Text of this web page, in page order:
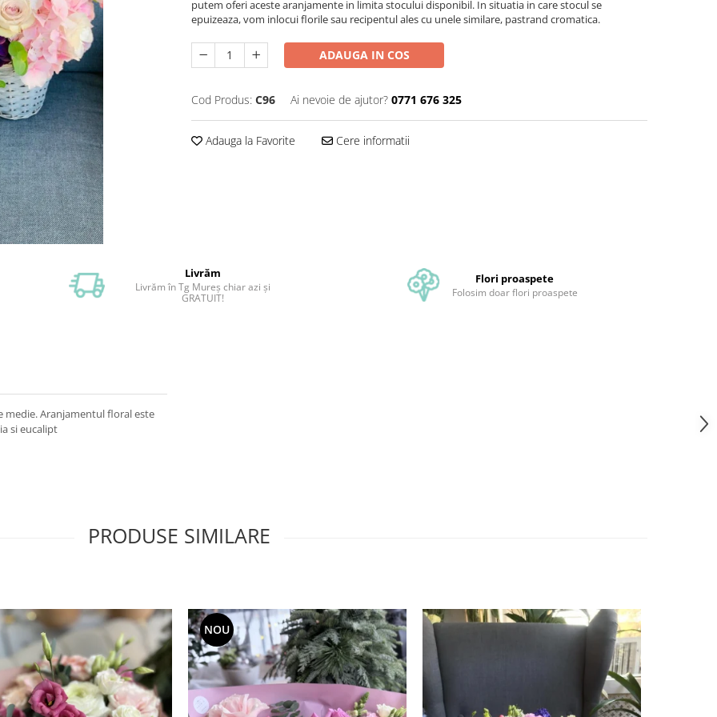
putem oferi aceste aranjamente in limita stocului disponibil. In situatia in care stocul se
epuizeaza, vom inlocui florile sau recipentul ales cu unele similare, pastrand cromatica.
ADAUGA IN COS
Cod Produs: C96 Ai nevoie de ajutor? 0771 676 325
Adauga la Favorite Cere informatii
Livrăm
Livrăm în Tg Mureș chiar azi și
GRATUIT!
Flori proaspete
Folosim doar flori proaspete
Aranjamentul floral este
si eucalipt
PRODUSE SIMILARE
NOU